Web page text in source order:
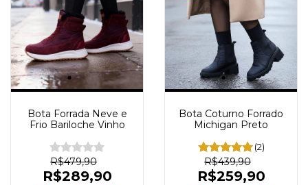
Bota Forrada Neve e
Frio Bariloche Vinho
R$479,90
R$289,90
Bota Coturno Forrado
Michigan Preto
(2)
R$439,90
R$259,90